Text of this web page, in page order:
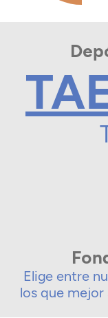
Elige entre
los que mejor